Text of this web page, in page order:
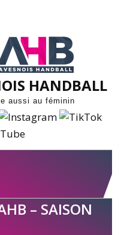
HANDBALL
aussi au féminin
– SAISON